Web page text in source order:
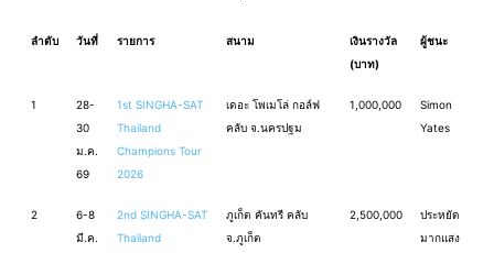
ลำดับ วันที่ รายการ สนาม
เงินรางวัล
(บาท)
ผู้ชนะ
1
28-
30
ม.ค.
69
1st SINGHA-SAT
Thailand
Champions Tour
2026
เดอะ โพเมโล่ กอล์ฟ
คลับ จ.นครปฐม
1,000,000
Simon
Yates
2
6-8
มี.ค.
2nd SINGHA-SAT
Thailand
ภูเก็ต คันทรี คลับ
จ.ภูเก็ต
2,500,000
ประหยัด
มากแสง